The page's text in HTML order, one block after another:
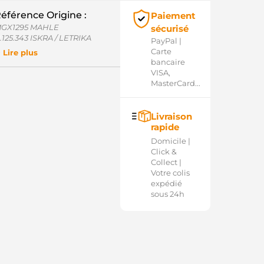
Origine :
MAHLE
ISKRA / LETRIKA
AS-PL
MAHLE
Lire plus
Paiement
sécurisé
PayPal |
Carte
bancaire
VISA,
MasterCard...
Livraison
rapide
Domicile |
Click &
Collect |
Votre colis
expédié
sous 24h